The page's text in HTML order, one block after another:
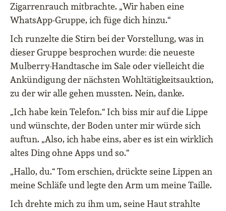
Zigarrenrauch mitbrachte. „Wir haben eine
WhatsApp-Gruppe, ich füge dich hinzu.“
Ich runzelte die Stirn bei der Vorstellung, was in
dieser Gruppe besprochen wurde: die neueste
Mulberry-Handtasche im Sale oder vielleicht die
Ankündigung der nächsten Wohltätigkeitsauktion,
zu der wir alle gehen mussten. Nein, danke.
„Ich habe kein Telefon.“ Ich biss mir auf die Lippe
und wünschte, der Boden unter mir würde sich
auftun. „Also, ich habe eins, aber es ist ein wirklich
altes Ding ohne Apps und so.“
„Hallo, du.“ Tom erschien, drückte seine Lippen an
meine Schläfe und legte den Arm um meine Taille.
Ich drehte mich zu ihm um, seine Haut strahlte